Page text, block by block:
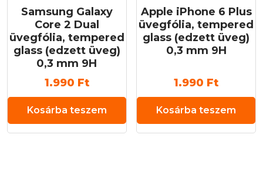
Samsung Galaxy
Core 2 Dual
üvegfólia, tempered
glass (edzett üveg)
0,3 mm 9H
1.990 Ft
Kosárba teszem
Apple iPhone 6 Plus
üvegfólia, tempered
glass (edzett üveg)
0,3 mm 9H
1.990 Ft
Kosárba teszem